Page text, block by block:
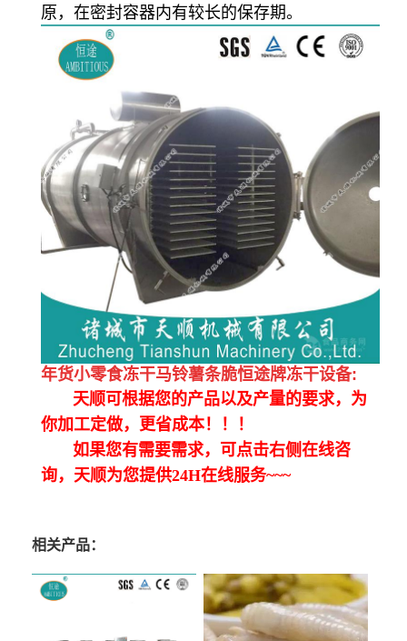
原，在密封容器内有较长的保存期。
年货小零食冻干马铃薯条脆恒途牌冻干设备:
天顺可根据您的产品以及产量的要求，为
你加工定做，更省成本！！！
如果您有需要需求，可点击右侧在线咨
询，天顺为您提供24H在线服务~~~
相关产品：